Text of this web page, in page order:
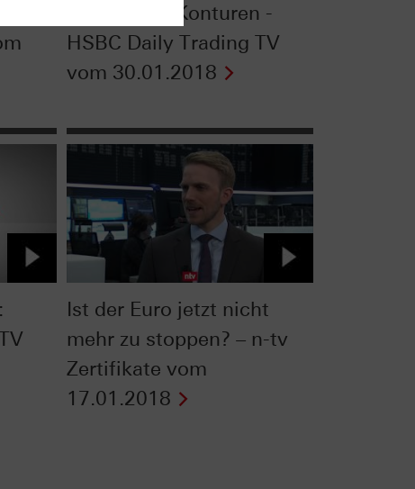
gewinnt an Konturen -
HSBC Daily Trading TV
vom 30.01.2018
Ist der Euro jetzt nicht
mehr zu stoppen? – n-tv
Zertifikate vom
17.01.2018